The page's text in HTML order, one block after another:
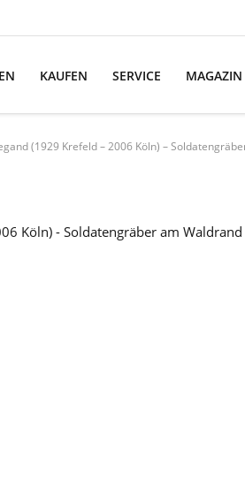
KAUFEN SERVICE MAGAZIN
(1929 Krefeld – 2006 Köln) –